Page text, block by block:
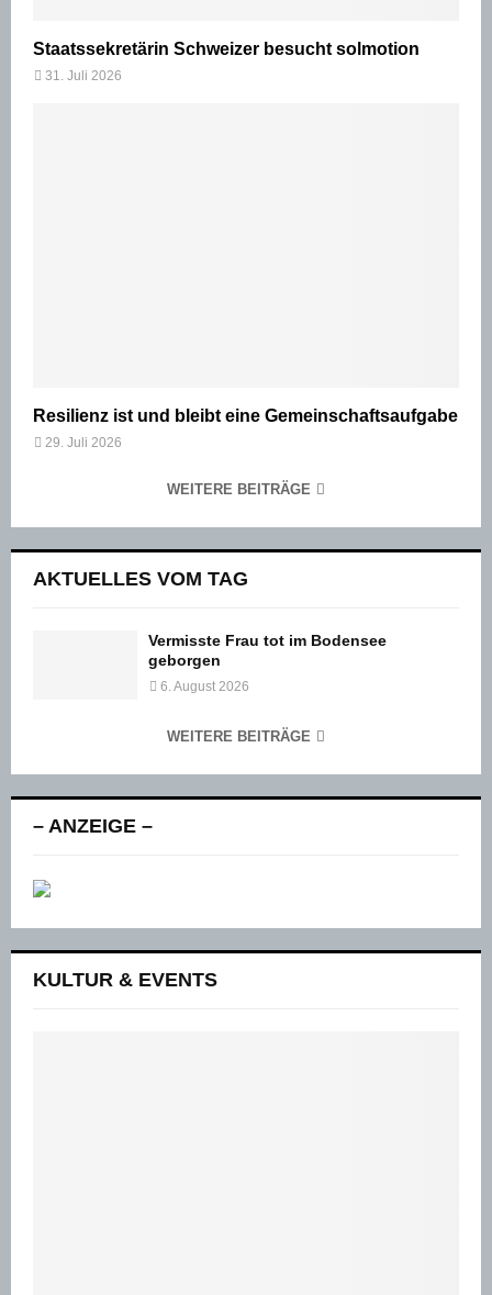
Staatssekretärin Schweizer besucht solmotion
31. Juli 2026
Resilienz ist und bleibt eine Gemeinschaftsaufgabe
29. Juli 2026
WEITERE BEITRÄGE
AKTUELLES VOM TAG
Vermisste Frau tot im Bodensee
geborgen
6. August 2026
WEITERE BEITRÄGE
– ANZEIGE –
KULTUR & EVENTS